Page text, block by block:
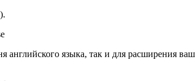
английского языка, так и для расширения